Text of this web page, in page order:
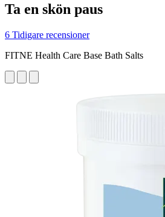
Ta en skön paus
6 Tidigare recensioner
FITNE Health Care Base Bath Salts